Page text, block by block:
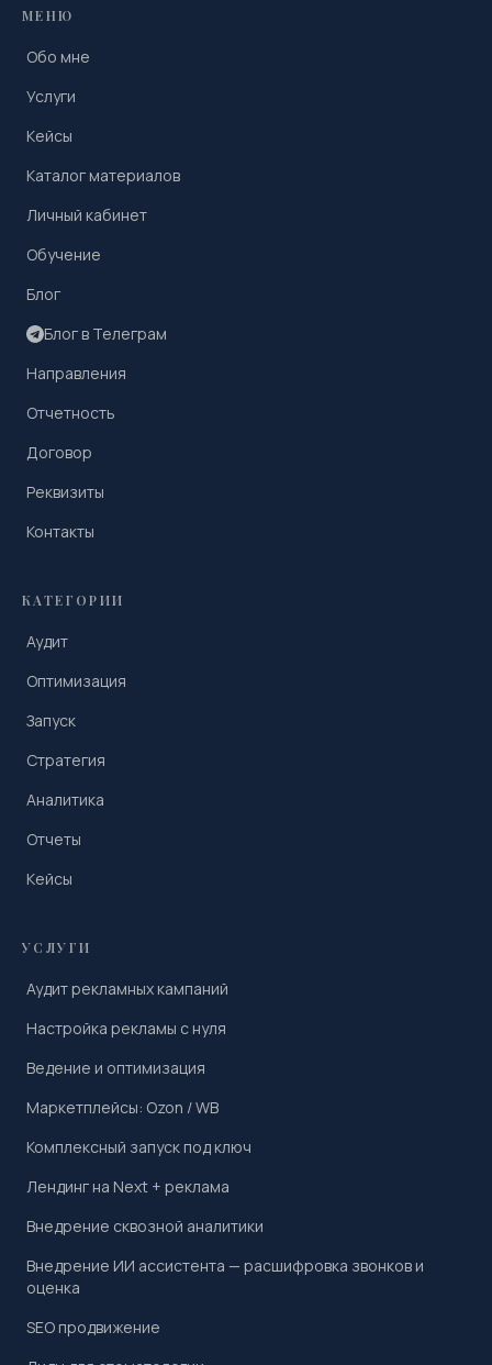
МЕНЮ
Обо мне
Услуги
Кейсы
Каталог материалов
Личный кабинет
Обучение
Блог
Блог в Телеграм
Направления
Отчетность
Договор
Реквизиты
Контакты
КАТЕГОРИИ
Аудит
Оптимизация
Запуск
Стратегия
Аналитика
Отчеты
Кейсы
УСЛУГИ
Аудит рекламных кампаний
Настройка рекламы с нуля
Ведение и оптимизация
Маркетплейсы: Ozon / WB
Комплексный запуск под ключ
Лендинг на Next + реклама
Внедрение сквозной аналитики
Внедрение ИИ ассистента — расшифровка звонков и
оценка
SEO продвижение